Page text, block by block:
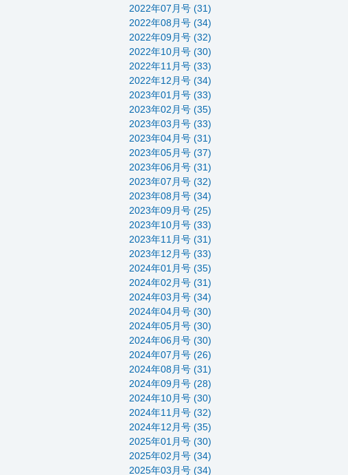
2022年07月号 (31)
2022年08月号 (34)
2022年09月号 (32)
2022年10月号 (30)
2022年11月号 (33)
2022年12月号 (34)
2023年01月号 (33)
2023年02月号 (35)
2023年03月号 (33)
2023年04月号 (31)
2023年05月号 (37)
2023年06月号 (31)
2023年07月号 (32)
2023年08月号 (34)
2023年09月号 (25)
2023年10月号 (33)
2023年11月号 (31)
2023年12月号 (33)
2024年01月号 (35)
2024年02月号 (31)
2024年03月号 (34)
2024年04月号 (30)
2024年05月号 (30)
2024年06月号 (30)
2024年07月号 (26)
2024年08月号 (31)
2024年09月号 (28)
2024年10月号 (30)
2024年11月号 (32)
2024年12月号 (35)
2025年01月号 (30)
2025年02月号 (34)
2025年03月号 (34)